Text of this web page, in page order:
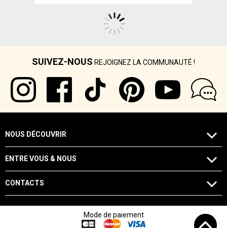
SUIVEZ-NOUS REJOIGNEZ LA COMMUNAUTÉ !
NOUS DÉCOUVRIR
ENTRE VOUS & NOUS
CONTACTS
Mode de paiement